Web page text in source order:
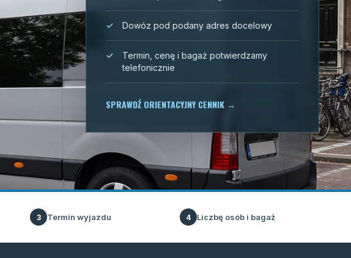
Dowóz pod podany adres docelowy
Termin, cenę i bagaż potwierdzamy
telefonicznie
SPRAWDŹ ORIENTACYJNY CENNIK →
3 Termin wyjazdu 4 Liczbę osób i bagaż